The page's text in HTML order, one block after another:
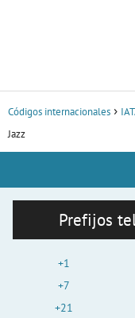
Códigos internacionales
Jazz
Prefijos
+1
+7
+21